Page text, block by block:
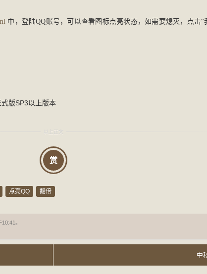
中，登陆QQ账号，可以查看图标点亮状态，如需要熄灭，点击“
版SP3以上版本
赏
点亮QQ 翻倍
。
中